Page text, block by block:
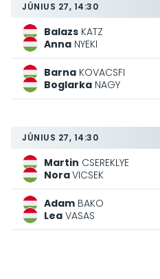
JÚNIUS 27, 14:30
Balazs KATZ
Anna NYEKI
Barna KOVACSFI
Boglarka NAGY
JÚNIUS 27, 14:30
Martin CSEREKLYE
NoraVICSEK
Adam BAKO
Lea VASAS